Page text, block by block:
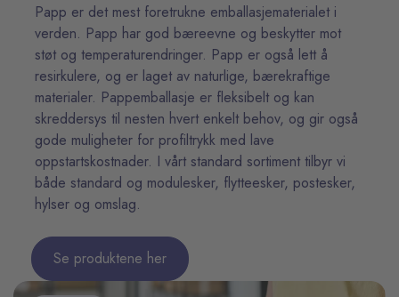
Papp er det mest foretrukne emballasjematerialet i
verden. Papp har god bæreevne og beskytter mot
støt og temperaturendringer. Papp er også lett å
resirkulere, og er laget av naturlige, bærekraftige
materialer. Pappemballasje er fleksibelt og kan
skreddersys til nesten hvert enkelt behov, og gir også
gode muligheter for profiltrykk med lave
oppstartskostnader. I vårt standard sortiment tilbyr vi
både standard og modulesker, flytteesker, postesker,
hylser og omslag.
Se produktene her